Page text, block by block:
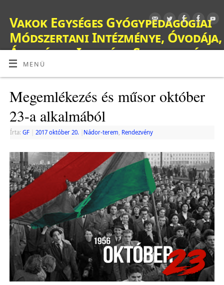
Vakok Egységes Gyógypedagógiai
Módszertani Intézménye, Óvodája,
Általános Iskolája, Szakiskolája,
Készségfejlesztő Iskolája, Fejlesztő
Nevelés-Oktatást Végző Iskolája,
Kollégiuma és Gyermekotthona
OM: 038428
MENÜ
Megemlékezés és műsor október
23-a alkalmából
Írta: GF 2017 október 20. Nádor-terem Rendezvény